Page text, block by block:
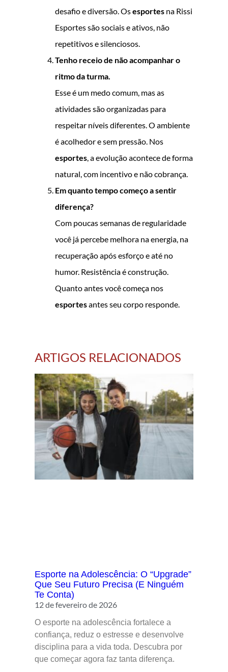
desafio e diversão. Osesportes na Rissi
Esportes são sociais e ativos, não
repetitivos e silenciosos.
Tenho receio de não acompanhar o
ritmo da turma.
Esse é um medo comum, mas as
atividades são organizadas para
respeitar níveis diferentes. O ambiente
é acolhedor e sem pressão. Nos
esportes, a evolução acontece de forma
natural, com incentivo e não cobrança.
Em quanto tempo começo a sentir
diferença?
Com poucas semanas de regularidade
você já percebe melhora na energia, na
recuperação após esforço e até no
humor. Resistência é construção.
Quanto antes você começa nos
esportesantes seu corpo responde.
ARTIGOS RELACIONADOS
Esporte na Adolescência: O “Upgrade”
Que Seu Futuro Precisa (E Ninguém
Te Conta)
12 de fevereiro de 2026
O esporte na adolescência fortalece a
confiança, reduz o estresse e desenvolve
disciplina para a vida toda. Descubra por
que começar agora faz tanta diferença.